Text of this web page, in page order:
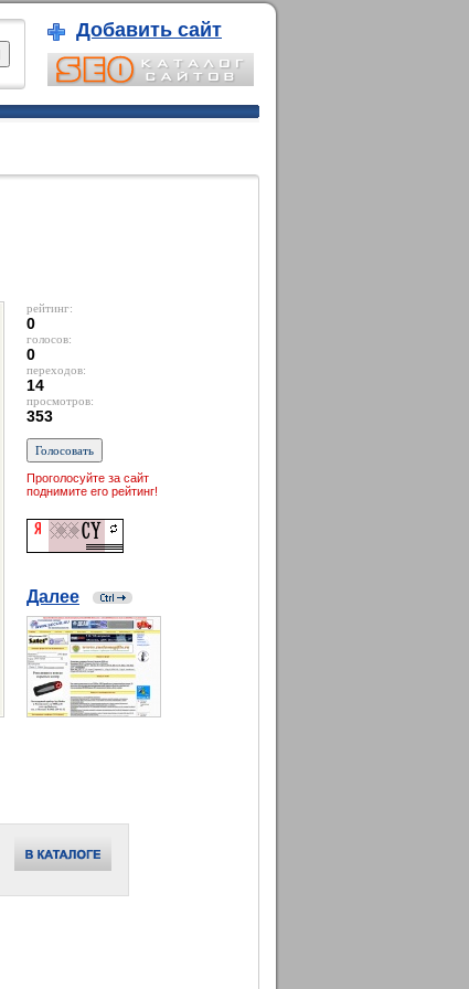
Добавить сайт
рейтинг:
0
голосов:
0
переходов:
14
просмотров:
353
Проголосуйте за сайт
поднимите его рейтинг!
Далее